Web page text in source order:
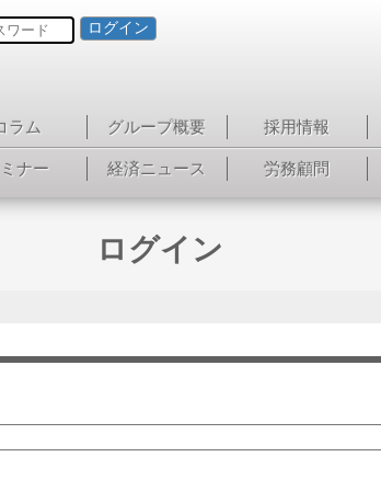
ログイン
ラム グループ概要 採用情報
ナー 経済ニュース 労務顧問
ログイン